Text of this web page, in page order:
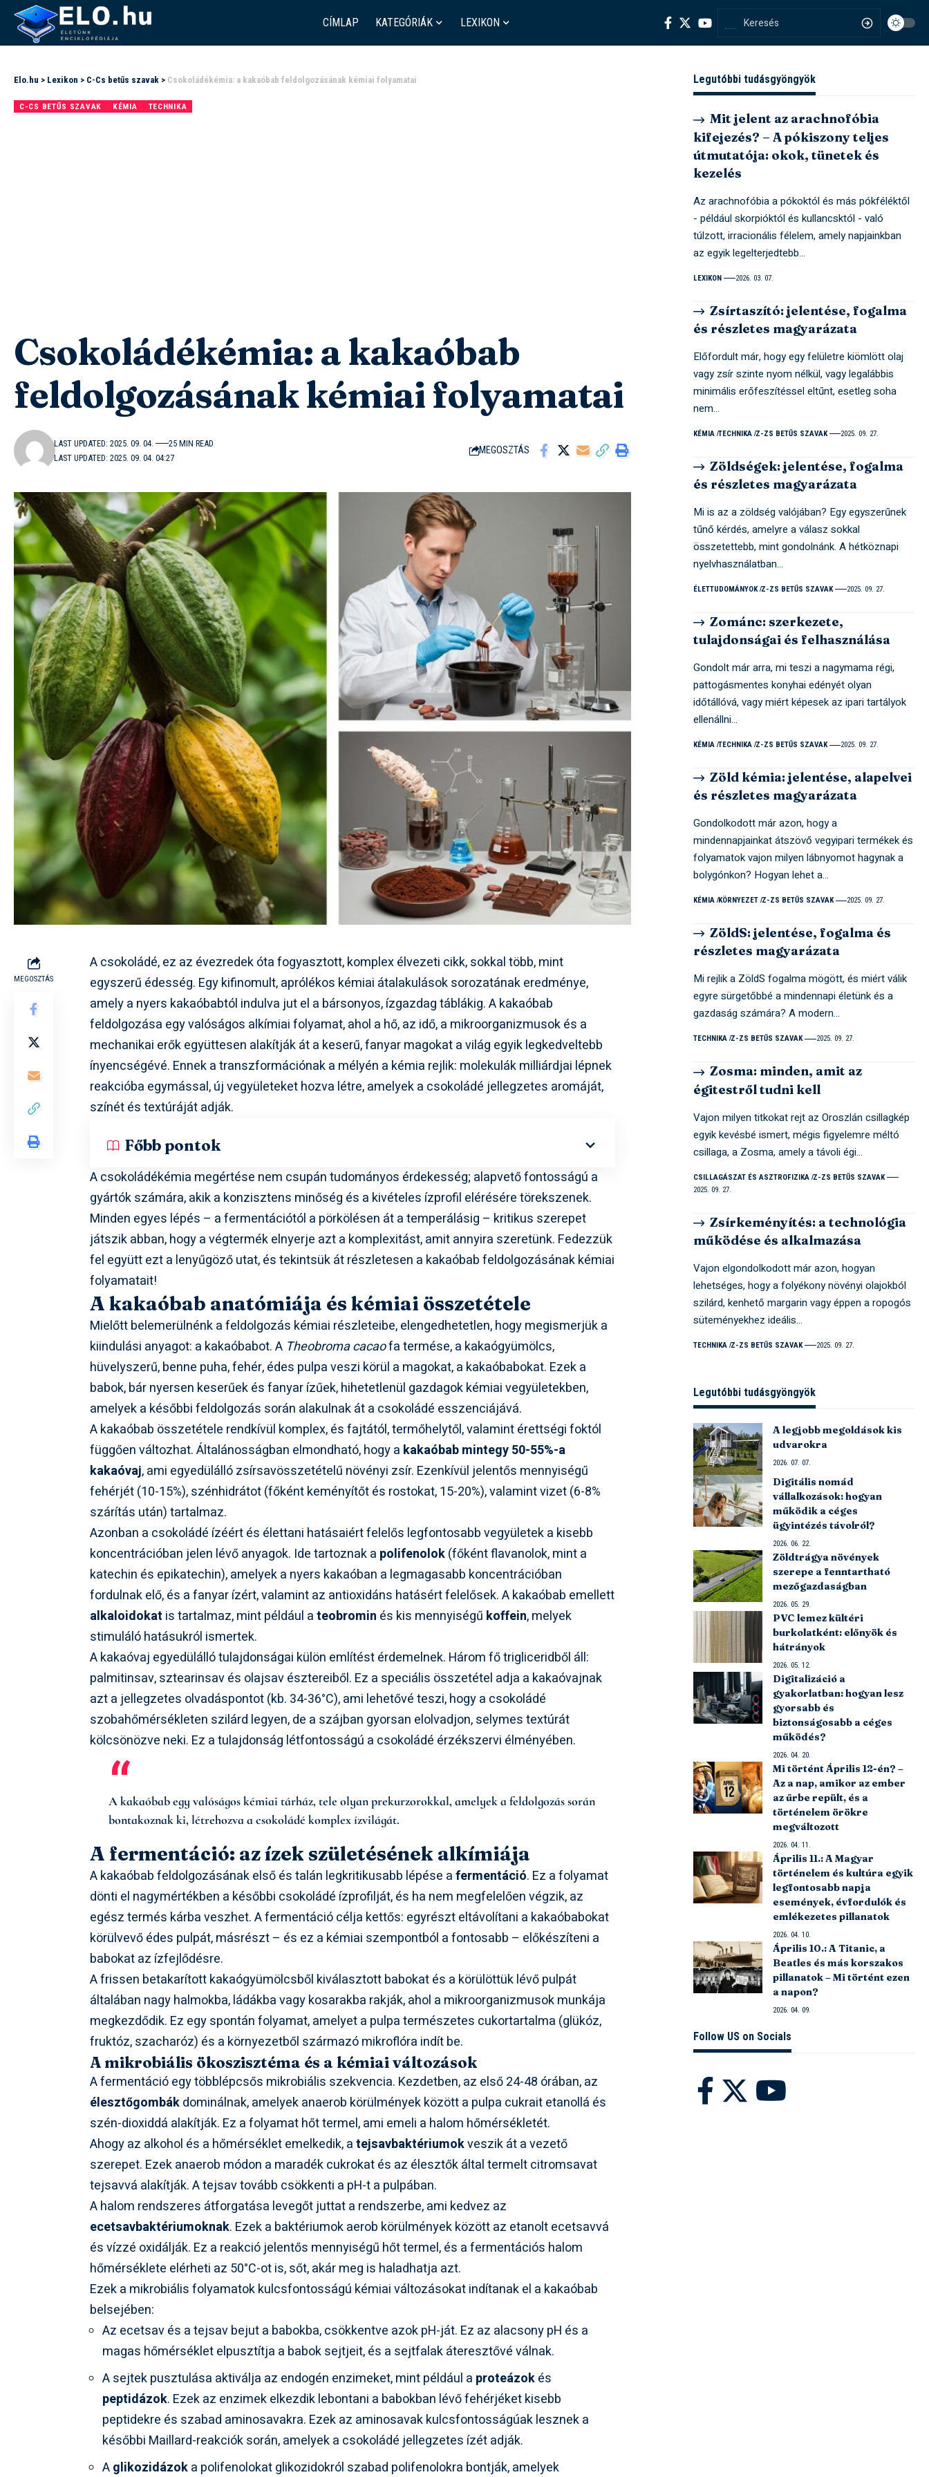
CÍMLAP KATEGÓRIÁK LEXIKON
Elo.hu > Lexikon > C-Cs betűs szavak > Csokoládékémia: a kakaóbab feldolgozásának kémiai folyamatai
C-CS BETŰS SZAVAK KÉMIA TECHNIKA
Csokoládékémia: a kakaóbab
feldolgozásának kémiai folyamatai
LAST UPDATED: 2025. 09. 04. 04:27
LAST UPDATED: 2025. 09. 04. 25 MIN READ
MEGOSZTÁS
MEGOSZTÁS
A csokoládé, ez az évezredek óta fogyasztott, komplex élvezeti cikk, sokkal több, mint
egyszerű édesség. Egy kifinomult, aprólékos kémiai átalakulások sorozatának eredménye,
amely a nyers kakaóbabtól indulva jut el a bársonyos, ízgazdag táblákig. A kakaóbab
feldolgozása egy valóságos alkímiai folyamat, ahol a hő, az idő, a mikroorganizmusok és a
mechanikai erők együttesen alakítják át a keserű, fanyar magokat a világ egyik legkedveltebb
ínyencségévé. Ennek a transzformációnak a mélyén a kémia rejlik: molekulák milliárdjai lépnek
reakcióba egymással, új vegyületeket hozva létre, amelyek a csokoládé jellegzetes aromáját,
színét és textúráját adják.
Főbb pontok
A csokoládékémia megértése nem csupán tudományos érdekesség; alapvető fontosságú a
gyártók számára, akik a konzisztens minőség és a kivételes ízprofil elérésére törekszenek.
Minden egyes lépés – a fermentációtól a pörkölésen át a temperálásig – kritikus szerepet
játszik abban, hogy a végtermék elnyerje azt a komplexitást, amit annyira szeretünk. Fedezzük
fel együtt ezt a lenyűgöző utat, és tekintsük át részletesen a kakaóbab feldolgozásának kémiai
folyamatait!
A kakaóbab anatómiája és kémiai összetétele
Mielőtt belemerülnénk a feldolgozás kémiai részleteibe, elengedhetetlen, hogy megismerjük a
kiindulási anyagot: a kakaóbabot. A Theobroma cacaofa termése, a kakaógyümölcs,
hüvelyszerű, benne puha, fehér, édes pulpa veszi körül a magokat, a kakaóbabokat. Ezek a
babok, bár nyersen keserűek és fanyar ízűek, hihetetlenül gazdagok kémiai vegyületekben,
amelyek a későbbi feldolgozás során alakulnak át a csokoládé esszenciájává.
A kakaóbab összetétele rendkívül komplex, és fajtától, termőhelytől, valamint érettségi foktól
függően változhat. Általánosságban elmondható, hogy a kakaóbab mintegy 50-55%-a
kakaóvaj, ami egyedülálló zsírsavösszetételű növényi zsír. Ezenkívül jelentős mennyiségű
fehérjét (10-15%), szénhidrátot (főként keményítőt és rostokat, 15-20%), valamint vizet (6-8%
szárítás után) tartalmaz.
Azonban a csokoládé ízéért és élettani hatásaiért felelős legfontosabb vegyületek a kisebb
koncentrációban jelen lévő anyagok. Ide tartoznak a polifenolok(főként flavanolok, mint a
katechin és epikatechin), amelyek a nyers kakaóban a legmagasabb koncentrációban
fordulnak elő, és a fanyar ízért, valamint az antioxidáns hatásért felelősek. A kakaóbab emellett
alkaloidokat is tartalmaz, mint például ateobromin és kis mennyiségű koffein, melyek
stimuláló hatásukról ismertek.
A kakaóvaj egyedülálló tulajdonságai külön említést érdemelnek. Három fő trigliceridből áll:
palmitinsav, sztearinsav és olajsav észtereiből. Ez a speciális összetétel adja a kakaóvajnak
azt a jellegzetes olvadáspontot (kb. 34-36°C), ami lehetővé teszi, hogy a csokoládé
szobahőmérsékleten szilárd legyen, de a szájban gyorsan elolvadjon, selymes textúrát
kölcsönözve neki. Ez a tulajdonság létfontosságú a csokoládé érzékszervi élményében.
A kakaóbab egy valóságos kémiai tárház, tele olyan prekurzorokkal, amelyek a feldolgozás során
bontakoznak ki, létrehozva a csokoládé komplex ízvilágát.
A fermentáció: az ízek születésének alkímiája
A kakaóbab feldolgozásának első és talán legkritikusabb lépése afermentáció. Ez a folyamat
dönti el nagymértékben a későbbi csokoládé ízprofilját, és ha nem megfelelően végzik, az
egész termés kárba veszhet. A fermentáció célja kettős: egyrészt eltávolítani a kakaóbabokat
körülvevő édes pulpát, másrészt – és ez a kémiai szempontból a fontosabb – előkészíteni a
babokat az ízfejlődésre.
A frissen betakarított kakaógyümölcsből kiválasztott babokat és a körülöttük lévő pulpát
általában nagy halmokba, ládákba vagy kosarakba rakják, ahol a mikroorganizmusok munkája
megkezdődik. Ez egy spontán folyamat, amelyet a pulpa természetes cukortartalma (glükóz,
fruktóz, szacharóz) és a környezetből származó mikroflóra indít be.
A mikrobiális ökoszisztéma és a kémiai változások
A fermentáció egy többlépcsős mikrobiális szekvencia. Kezdetben, az első 24-48 órában, az
élesztőgombákdominálnak, amelyek anaerob körülmények között a pulpa cukrait etanollá és
szén-dioxiddá alakítják. Ez a folyamat hőt termel, ami emeli a halom hőmérsékletét.
Ahogy az alkohol és a hőmérséklet emelkedik, atejsavbaktériumokveszik át a vezető
szerepet. Ezek anaerob módon a maradék cukrokat és az élesztők által termelt citromsavat
tejsavvá alakítják. A tejsav tovább csökkenti a pH-t a pulpában.
A halom rendszeres átforgatása levegőt juttat a rendszerbe, ami kedvez az
ecetsavbaktériumoknak. Ezek a baktériumok aerob körülmények között az etanolt ecetsavvá
és vízzé oxidálják. Ez a reakció jelentős mennyiségű hőt termel, és a fermentációs halom
hőmérséklete elérheti az 50°C-ot is, sőt, akár meg is haladhatja azt.
Ezek a mikrobiális folyamatok kulcsfontosságú kémiai változásokat indítanak el a kakaóbab
belsejében:
Az ecetsav és a tejsav bejut a babokba, csökkentve azok pH-ját. Ez az alacsony pH és a
magas hőmérséklet elpusztítja a babok sejtjeit, és a sejtfalak áteresztővé válnak.
A sejtek pusztulása aktiválja az endogén enzimeket, mint például a proteázokés
peptidázok. Ezek az enzimek elkezdik lebontani a babokban lévő fehérjéket kisebb
peptidekre és szabad aminosavakra. Ezek az aminosavak kulcsfontosságúak lesznek a
későbbi Maillard-reakciók során, amelyek a csokoládé jellegzetes ízét adják.
Aglikozidázoka polifenolokat glikozidokról szabad polifenolokra bontják, amelyek
Legutóbbi tudásgyöngyök
Mit jelent az arachnofóbia
kifejezés? – A pókiszony teljes
útmutatója: okok, tünetek és
kezelés
Az arachnofóbia a pókoktól és más pókféléktől
- például skorpióktól és kullancsktól - való
túlzott, irracionális félelem, amely napjainkban
az egyik legelterjedtebb…
LEXIKON 2026. 03. 07.
Zsírtaszító: jelentése, fogalma
és részletes magyarázata
Előfordult már, hogy egy felületre kiömlött olaj
vagy zsír szinte nyom nélkül, vagy legalábbis
minimális erőfeszítéssel eltűnt, esetleg soha
nem…
KÉMIA TECHNIKA Z-ZS BETŰS SZAVAK 2025. 09. 27.
Zöldségek: jelentése, fogalma
és részletes magyarázata
Mi is az a zöldség valójában? Egy egyszerűnek
tűnő kérdés, amelyre a válasz sokkal
összetettebb, mint gondolnánk. A hétköznapi
nyelvhasználatban…
ÉLETTUDOMÁNYOK Z-ZS BETŰS SZAVAK 2025. 09. 27.
Zománc: szerkezete,
tulajdonságai és felhasználása
Gondolt már arra, mi teszi a nagymama régi,
pattogásmentes konyhai edényét olyan
időtállóvá, vagy miért képesek az ipari tartályok
ellenállni…
KÉMIA TECHNIKA Z-ZS BETŰS SZAVAK 2025. 09. 27.
Zöld kémia: jelentése, alapelvei
és részletes magyarázata
Gondolkodott már azon, hogy a
mindennapjainkat átszövő vegyipari termékek és
folyamatok vajon milyen lábnyomot hagynak a
bolygónkon? Hogyan lehet a…
KÉMIA KÖRNYEZET Z-ZS BETŰS SZAVAK 2025. 09. 27.
ZöldS: jelentése, fogalma és
részletes magyarázata
Mi rejlik a ZöldS fogalma mögött, és miért válik
egyre sürgetőbbé a mindennapi életünk és a
gazdaság számára? A modern…
TECHNIKA Z-ZS BETŰS SZAVAK 2025. 09. 27.
Zosma: minden, amit az
égitestről tudni kell
Vajon milyen titkokat rejt az Oroszlán csillagkép
egyik kevésbé ismert, mégis figyelemre méltó
csillaga, a Zosma, amely a távoli égi…
CSILLAGÁSZAT ÉS ASZTROFIZIKA Z-ZS BETŰS SZAVAK
2025. 09. 27.
Zsírkeményítés: a technológia
működése és alkalmazása
Vajon elgondolkodott már azon, hogyan
lehetséges, hogy a folyékony növényi olajokból
szilárd, kenhető margarin vagy éppen a ropogós
süteményekhez ideális…
TECHNIKA Z-ZS BETŰS SZAVAK 2025. 09. 27.
Legutóbbi tudásgyöngyök
A legjobb megoldások kis
udvarokra
2026. 07. 07.
Digitális nomád
vállalkozások: hogyan
működik a céges
ügyintézés távolról?
2026. 06. 22.
Zöldtrágya növények
szerepe a fenntartható
mezőgazdaságban
2026. 05. 29.
PVC lemez kültéri
burkolatként: előnyök és
hátrányok
2026. 05. 12.
Digitalizáció a
gyakorlatban: hogyan lesz
gyorsabb és
biztonságosabb a céges
működés?
2026. 04. 20.
Mi történt Április 12-én? –
Az a nap, amikor az ember
az űrbe repült, és a
történelem örökre
megváltozott
2026. 04. 11.
Április 11.: A Magyar
történelem és kultúra egyik
legfontosabb napja
események, évfordulók és
emlékezetes pillanatok
2026. 04. 10.
Április 10.: A Titanic, a
Beatles és más korszakos
pillanatok – Mi történt ezen
a napon?
2026. 04. 09.
Follow US on Socials